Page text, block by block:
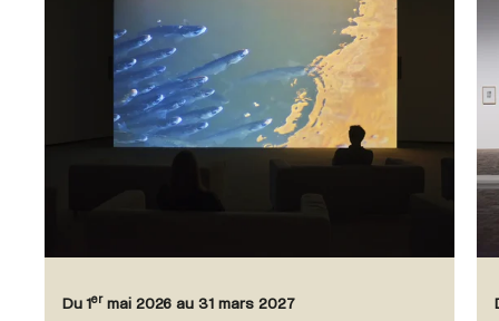
Du 1er mai 2026 au 31 mars 2027